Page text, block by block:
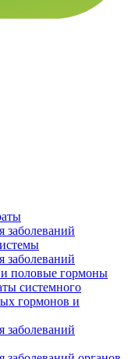
заболеваний
заболеваний
половые гормоны
системного
гормонов и
заболеваний